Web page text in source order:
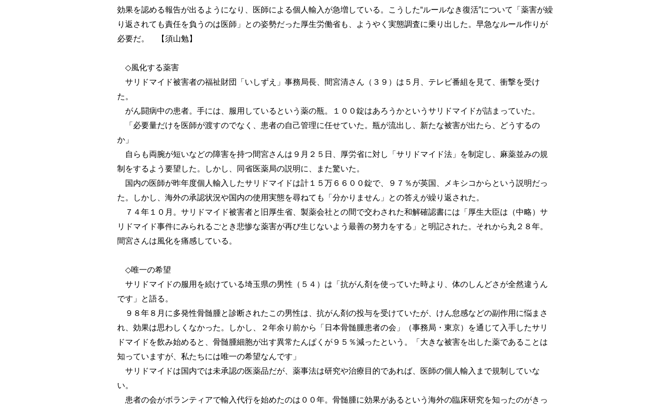
効果を認める報告が出るようになり、医師による個人輸入が急増している。こうした“ルールなき復活”について「薬害が繰
り返されても責任を負うのは医師」との姿勢だった厚生労働省も、ようやく実態調査に乗り出した。早急なルール作りが
必要だ。 【須山勉】
◇風化する薬害
サリドマイド被害者の福祉財団「いしずえ」事務局長、間宮清さん（３９）は５月、テレビ番組を見て、衝撃を受け
た。
がん闘病中の患者。手には、服用しているという薬の瓶。１００錠はあろうかというサリドマイドが詰まっていた。
「必要量だけを医師が渡すのでなく、患者の自己管理に任せていた。瓶が流出し、新たな被害が出たら、どうするの
か」
自らも両腕が短いなどの障害を持つ間宮さんは９月２５日、厚労省に対し「サリドマイド法」を制定し、麻薬並みの規
制をするよう要望した。しかし、同省医薬局の説明に、また驚いた。
国内の医師が昨年度個人輸入したサリドマイドは計１５万６６００錠で、９７％が英国、メキシコからという説明だっ
た。しかし、海外の承認状況や国内の使用実態を尋ねても「分かりません」との答えが繰り返された。
７４年１０月。サリドマイド被害者と旧厚生省、製薬会社との間で交わされた和解確認書には「厚生大臣は（中略）サ
リドマイド事件にみられるごとき悲惨な薬害が再び生じないよう最善の努力をする」と明記された。それから丸２８年。
間宮さんは風化を痛感している。
◇唯一の希望
サリドマイドの服用を続けている埼玉県の男性（５４）は「抗がん剤を使っていた時より、体のしんどさが全然違うん
です」と語る。
９８年８月に多発性骨髄腫と診断されたこの男性は、抗がん剤の投与を受けていたが、けん怠感などの副作用に悩まさ
れ、効果は思わしくなかった。しかし、２年余り前から「日本骨髄腫患者の会」（事務局・東京）を通じて入手したサリ
ドマイドを飲み始めると、骨髄腫細胞が出す異常たんぱくが９５％減ったという。「大きな被害を出した薬であることは
知っていますが、私たちには唯一の希望なんです」
サリドマイドは国内では未承認の医薬品だが、薬事法は研究や治療目的であれば、医師の個人輸入まで規制していな
い。
患者の会がボランティアで輸入代行を始めたのは００年。骨髄腫に効果があるという海外の臨床研究を知ったのがきっ